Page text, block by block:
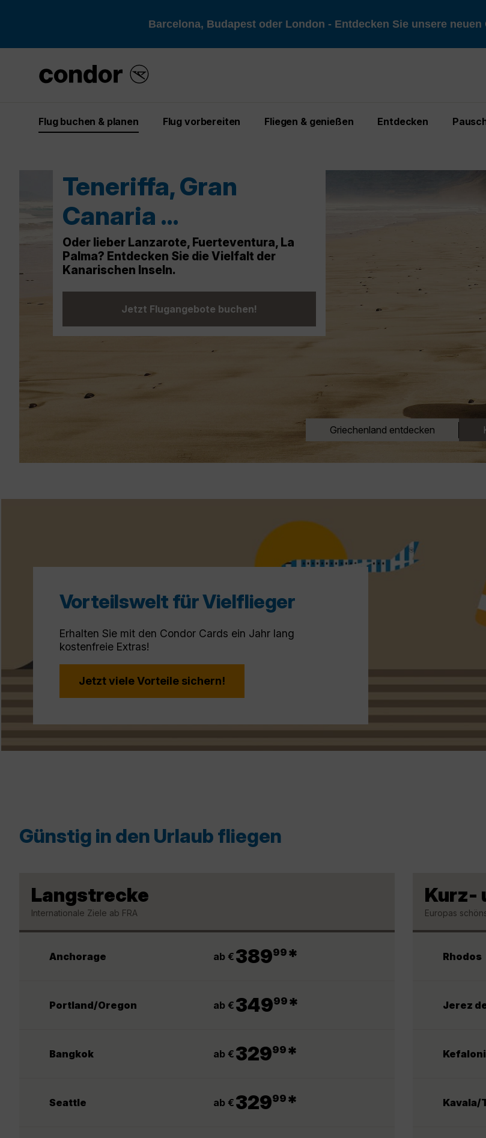
Barcelona, Budapest oder London - Entdecken Sie unsere neuen
Flug buchen & planen Flug vorbereiten Fliegen & genießen Entdecken
Bonjour Paris
Fliegen Sie direkt von Frankfurt nach Paris
und genießen Sie das süße Leben à la
française!
Griechenland entdecken
Vorteilswelt für Vielflieger
Erhalten Sie mit den Condor Cards ein Jahr lang
kostenfreie Extras!
Jetzt viele Vorteile sichern!
Günstig in den Urlaub fliegen
Langstrecke
Internationale Ziele ab FRA
Anchorage ab € 38999 *
Portland/Oregon ab € 34999 *
Bangkok ab € 32999 *
Seattle ab € 32999 *
Kurz-
Europas
Rhodos
Jerez
Kavala/